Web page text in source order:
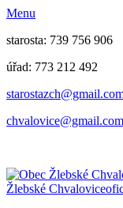
Menu
starosta: 739 756 906
úřad: 773 212 492
​​​​chvalovice@gmail.com
Žlebské Chvalovice